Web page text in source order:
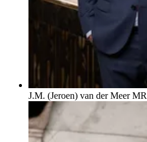
J.M. (Jeroen) van der Meer